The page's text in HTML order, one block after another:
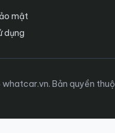
mật
dụng
Bản quyền